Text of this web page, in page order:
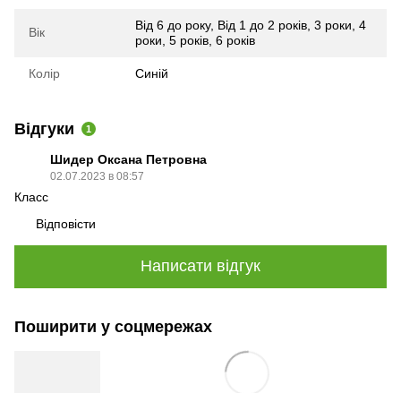
Вік Від 6 до року, Від 1 до 2 років 3 роки 4
роки 5 років 6 років
Колір Синій
Відгуки 1
Шидер Оксана Петровна
02.07.2023 в 08:57
Класс
Відповісти
Написати відгук
Поширити у соцмережах